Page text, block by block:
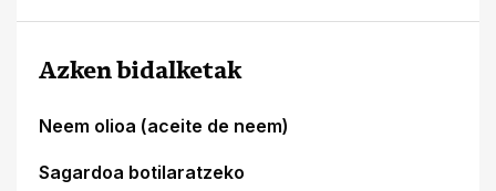
Azken bidalketak
Neem olioa (aceite de neem)
Sagardoa botilaratzeko